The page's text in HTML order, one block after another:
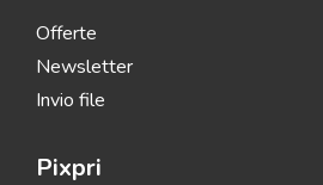
Offerte
Newsletter
Invio file
Pixpri